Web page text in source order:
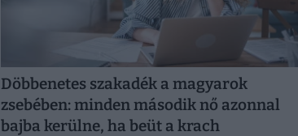
Döbbenetes szakadék a magyarok
zsebében: minden második nő azonnal
bajba kerülne, ha beüt a krach